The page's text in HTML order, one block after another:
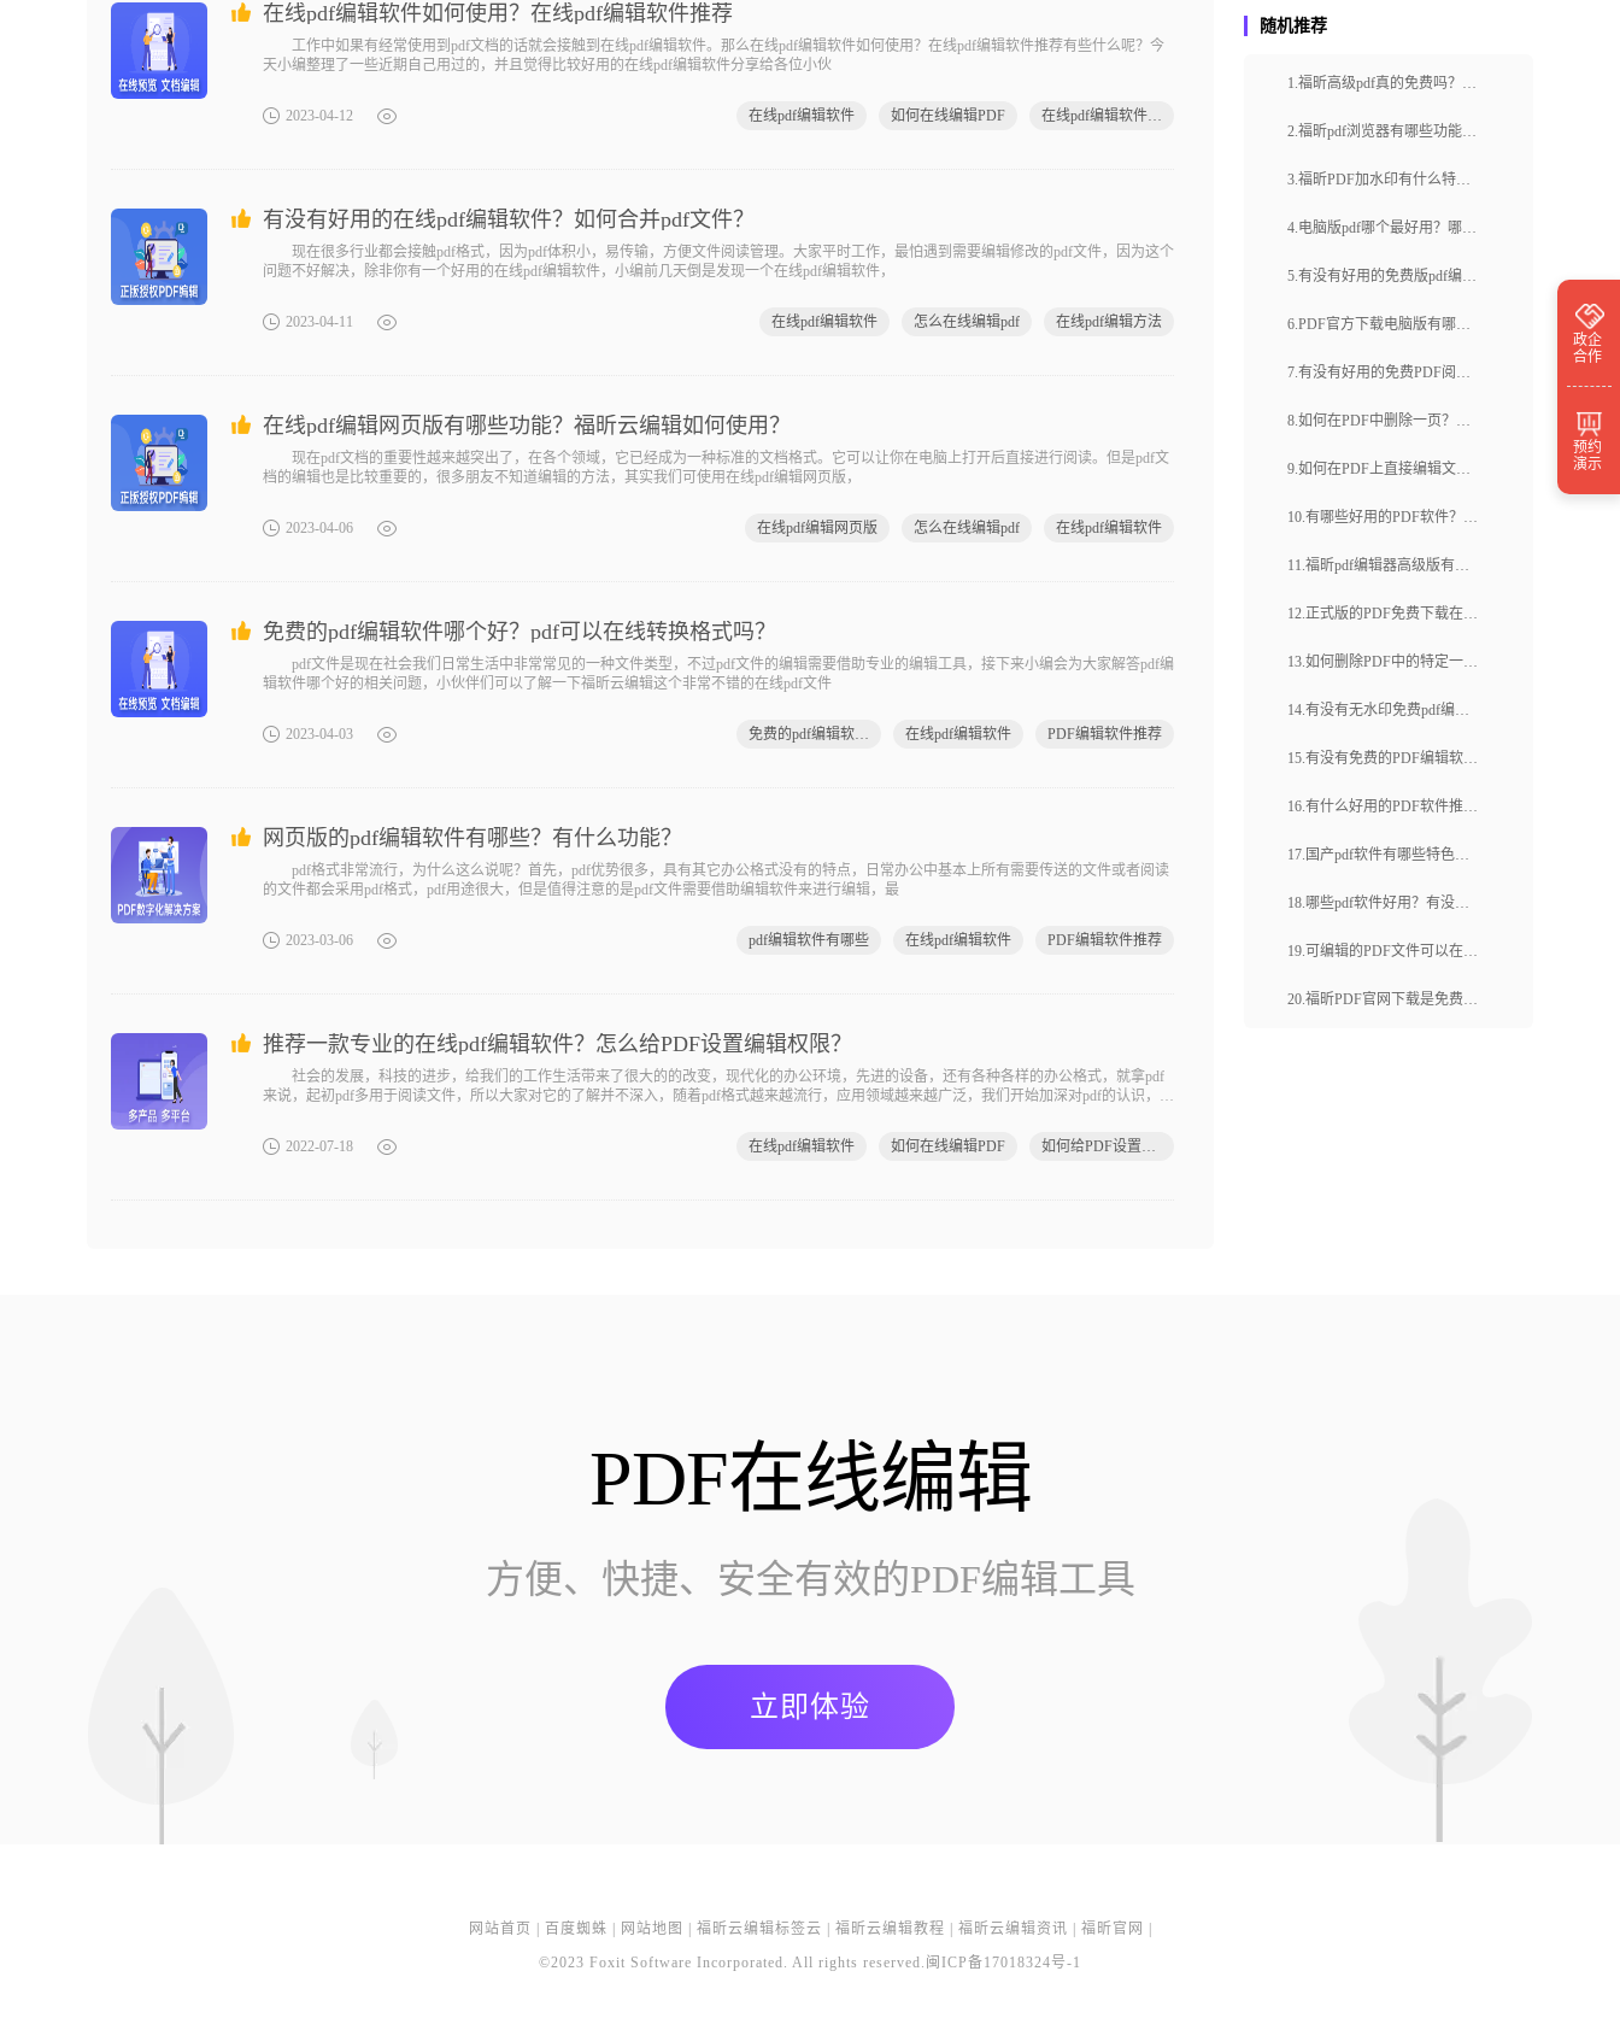
在线pdf编辑软件如何使用？在线pdf编辑软件推荐
工作中如果有经常使用到pdf文档的话就会接触到在线pdf编辑软件。那么在线pdf编辑软件如何使用？在线pdf编辑软件推荐有些什么呢？今
天小编整理了一些近期自己用过的，并且觉得比较好用的在线pdf编辑软件分享给各位小伙
2023-04-12 在线pdf编辑软件 如何在线编辑PDF 在线pdf编辑软件教程
有没有好用的在线pdf编辑软件？如何合并pdf文件？
现在很多行业都会接触pdf格式，因为pdf体积小，易传输，方便文件阅读管理。大家平时工作，最怕遇到需要编辑修改的pdf文件，因为这个
问题不好解决，除非你有一个好用的在线pdf编辑软件，小编前几天倒是发现一个在线pdf编辑软件，
2023-04-11 在线pdf编辑软件 怎么在线编辑pdf 在线pdf编辑方法
在线pdf编辑网页版有哪些功能？福昕云编辑如何使用？
现在pdf文档的重要性越来越突出了，在各个领域，它已经成为一种标准的文档格式。它可以让你在电脑上打开后直接进行阅读。但是pdf文
档的编辑也是比较重要的，很多朋友不知道编辑的方法，其实我们可使用在线pdf编辑网页版，
2023-04-06 在线pdf编辑网页版 怎么在线编辑pdf 在线pdf编辑软件
免费的pdf编辑软件哪个好？pdf可以在线转换格式吗？
pdf文件是现在社会我们日常生活中非常常见的一种文件类型，不过pdf文件的编辑需要借助专业的编辑工具，接下来小编会为大家解答pdf编
辑软件哪个好的相关问题，小伙伴们可以了解一下福昕云编辑这个非常不错的在线pdf文件
2023-04-03 免费的pdf编辑软件哪个好 在线pdf编辑软件 PDF编辑软件推荐
网页版的pdf编辑软件有哪些？有什么功能？
pdf格式非常流行，为什么这么说呢？首先，pdf优势很多，具有其它办公格式没有的特点，日常办公中基本上所有需要传送的文件或者阅读
的文件都会采用pdf格式，pdf用途很大，但是值得注意的是pdf文件需要借助编辑软件来进行编辑，最
2023-03-06 pdf编辑软件有哪些 在线pdf编辑软件 PDF编辑软件推荐
推荐一款专业的在线pdf编辑软件？怎么给PDF设置编辑权限？
社会的发展，科技的进步，给我们的工作生活带来了很大的的改变，现代化的办公环境，先进的设备，还有各种各样的办公格式，就拿pdf
来说，起初pdf多用于阅读文件，所以大家对它的了解并不深入，随着pdf格式越来越流行，应用领域越来越广泛，我们开始加深对pdf的认识，比
2022-07-18
在线pdf编辑软件 如何在线编辑PDF 如何给PDF设置权限
pdf编辑器免费下载(50)
福昕pdf编辑器下载(49)
pdf编辑方式(48)
快速编辑pdf(48)
随机推荐
1.福昕高级pdf真的免费吗？如
何免费获取福昕高级pdf？
2.福昕pdf浏览器有哪些功能？
福昕pdf浏览器如何使用？
3.福昕PDF加水印有什么特
点？如何使用福昕PDF加水印
4.电脑版pdf哪个最好用？哪个
电脑版pdf好用？
5.有没有好用的免费版pdf编辑
器？你知道哪个pdf编辑器有免
6.PDF官方下载电脑版有哪些
功能？如何在电脑上下载PDF
7.有没有好用的免费PDF阅览
软件推荐？如何在手机上打开
8.如何在PDF中删除一页？有
没有简便的方法可以删除PDF
9.如何在PDF上直接编辑文
字？有什么方法可以直接在
10.有哪些好用的PDF软件？
PDF软件有哪些推荐？
11.福昕pdf编辑器高级版有哪
些高级功能？福昕pdf编辑器高
12.正式版的PDF免费下载在哪
里？如何免费下载PDF的正式
13.如何删除PDF中的特定一
页？怎样在PDF中删除某一
14.有没有无水印免费pdf编辑
器？你知道哪里可以找到无水
15.有没有免费的PDF编辑软件
绿色版？你能推荐一个安全可
16.有什么好用的PDF软件推荐
吗？你们能推荐一款好的PDF
17.国产pdf软件有哪些特色功
能？国产pdf软件的使用体验如
18.哪些pdf软件好用？有没有
推荐的好用pdf软件？
19.可编辑的PDF文件可以在哪
些方面进行修改？如何创建一
20.福昕PDF官网下载是免费的
PDF在线编辑
方便、快捷、安全有效的PDF编辑工具
立即体验
网站首页 百度蜘蛛 网站地图 福昕云编辑标签云 福昕云编辑教程 福昕云编辑资讯 福昕官网
©2023 Foxit Software Incorporated. All rights reserved. 闽ICP备17018324号-1
政企
合作
预约
演示